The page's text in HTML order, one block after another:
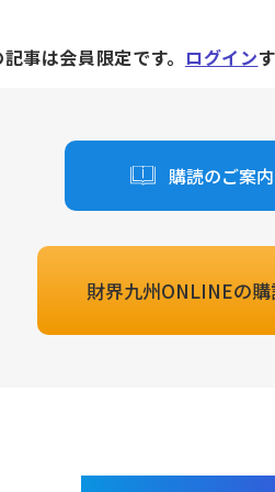
事は会員限定です。 ログイン
購読のご案
財界九州ONLINEの